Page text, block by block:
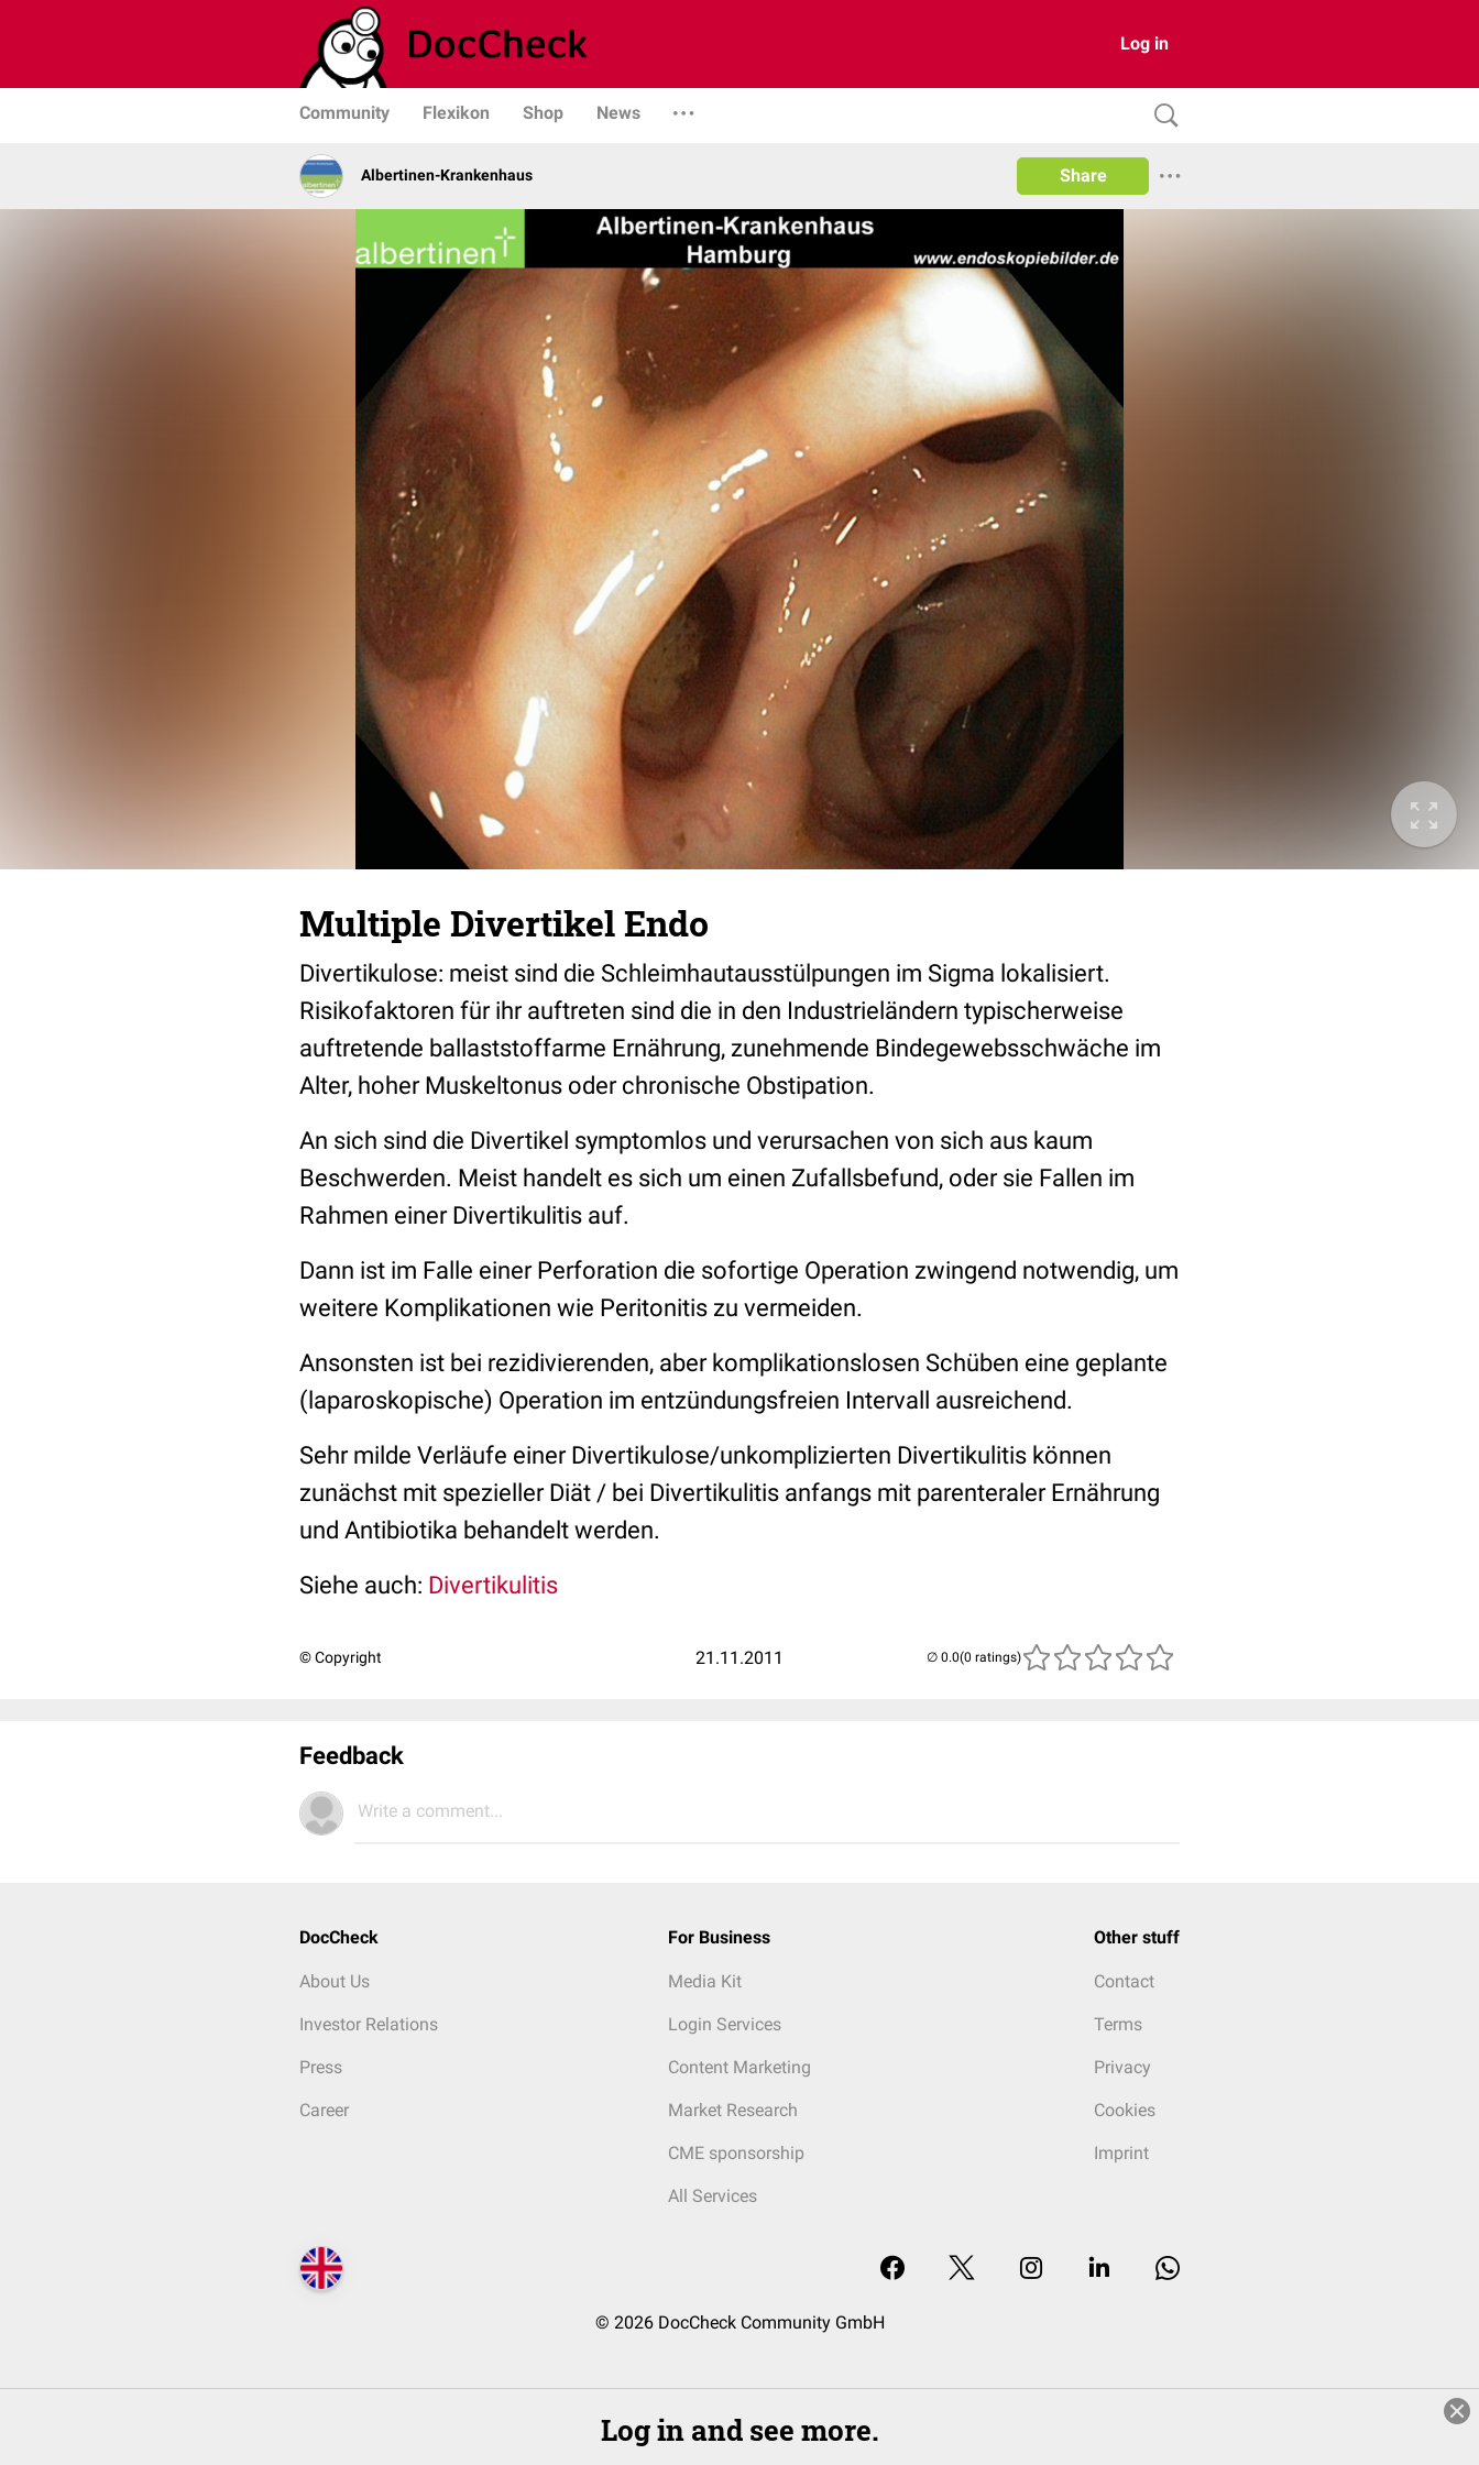
Log in
Community Flexikon Shop News
Albertinen-Krankenhaus Share
Multiple Divertikel Endo
Divertikulose: meist sind die Schleimhautausstülpungen im Sigma lokalisiert.
Risikofaktoren für ihr auftreten sind die in den Industrieländern typischerweise
auftretende ballaststoffarme Ernährung, zunehmende Bindegewebsschwäche im
Alter, hoher Muskeltonus oder chronische Obstipation.
An sich sind die Divertikel symptomlos und verursachen von sich aus kaum
Beschwerden. Meist handelt es sich um einen Zufallsbefund, oder sie Fallen im
Rahmen einer Divertikulitis auf.
Dann ist im Falle einer Perforation die sofortige Operation zwingend notwendig, um
weitere Komplikationen wie Peritonitis zu vermeiden.
Ansonsten ist bei rezidivierenden, aber komplikationslosen Schüben eine geplante
(laparoskopische) Operation im entzündungsfreien Intervall ausreichend.
Sehr milde Verläufe einer Divertikulose/unkomplizierten Divertikulitis können
zunächst mit spezieller Diät / bei Divertikulitis anfangs mit parenteraler Ernährung
und Antibiotika behandelt werden.
Siehe auch: Divertikulitis
© Copyright 21.11.2011 (0 ratings)
Feedback
Write a comment...
DocCheck
About Us
Investor Relations
Press
Career
For Business
Media Kit
Login Services
Content Marketing
Market Research
CME sponsorship
All Services
Other stuff
Contact
Terms
Privacy
Cookies
Imprint
© 2026 DocCheck Community GmbH
Log in and see more.